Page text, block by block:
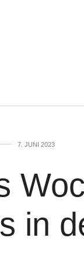
7. JUNI 2023
in